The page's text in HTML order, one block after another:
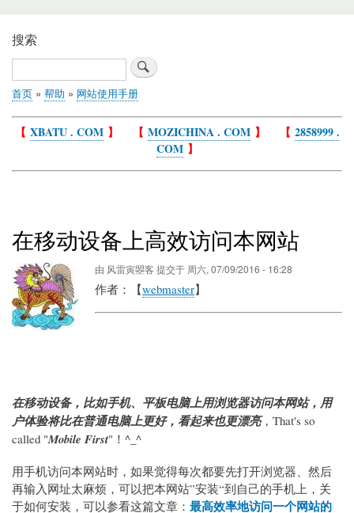
搜索
搜
索
面
包
屑
首页 帮助 网站使用手册
【 XBATU . COM】 【 MOZICHINA . COM】 【 2858999 .
COM】
在移动设备上高效访问本网站
由 风雷寅曌客 提交于 周六, 07/09/2016 - 16:28
作者：【webmaster】
在移动设备，比如手机、平板电脑上用浏览器访问本网站，用
户体验将比在普通电脑上更好，看起来也更漂亮，That's so
called "Mobile First"！^_^
用手机访问本网站时，如果觉得每次都要先打开浏览器、然后
再输入网址太麻烦，可以把本网站”安装“到自己的手机上，关
于如何安装，可以参看这篇文章： 最高效率地访问一个网站的